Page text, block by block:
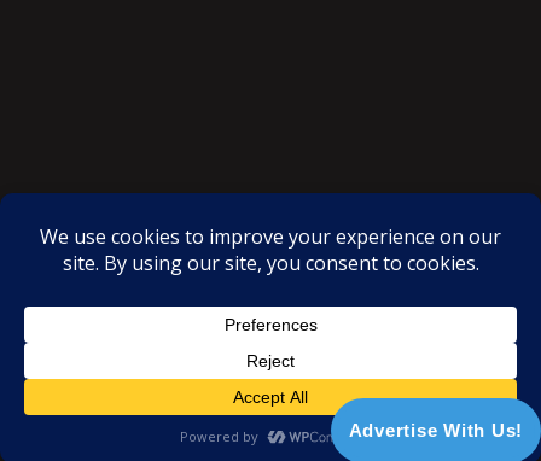
Proudly powered by WordPress |Theme: SuperMag byAcme
Themes
Advertise With Us!